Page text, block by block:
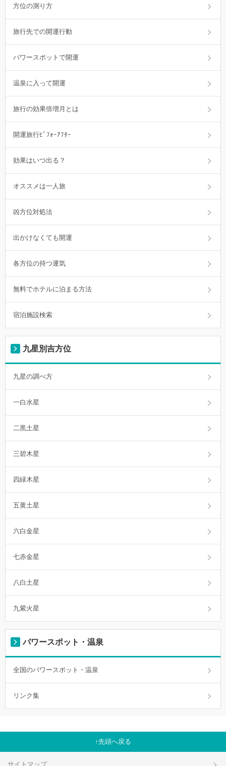
方位の測り方
旅行先での開運行動
パワースポットで開運
温泉に入って開運
旅行の効果倍増月とは
開運旅行ﾋﾞﾌｫｰｱﾌﾀｰ
効果はいつ出る？
オススメは一人旅
凶方位対処法
出かけなくても開運
各方位の持つ運気
無料でホテルに泊まる方法
宿泊施設検索
九星別吉方位
九星の調べ方
一白水星
二黒土星
三碧木星
四緑木星
五黄土星
六白金星
七赤金星
八白土星
九紫火星
パワースポット・温泉
全国のパワースポット・温泉
リンク集
先頭へ戻る
サイトマップ